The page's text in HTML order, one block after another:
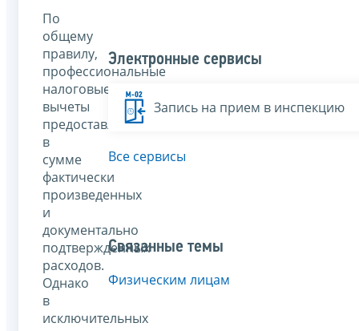
По
общему
правилу,
профессиональные
налоговые
вычеты
предоставляются
в
сумме
фактически
произведенных
и
документально
подтвержденных
расходов.
Однако
в
исключительных
Электронные сервисы
Запись на прием в инспекцию
Все сервисы
Связанные темы
Физическим лицам